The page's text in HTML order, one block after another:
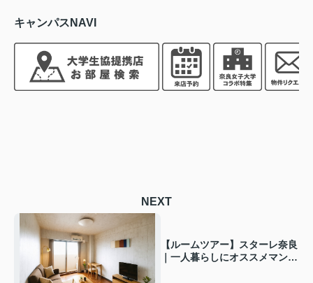
キャンパスNAVI
NEXT
【ルームツアー】スターレ奈良
｜一人暮らしにオススメマンシ